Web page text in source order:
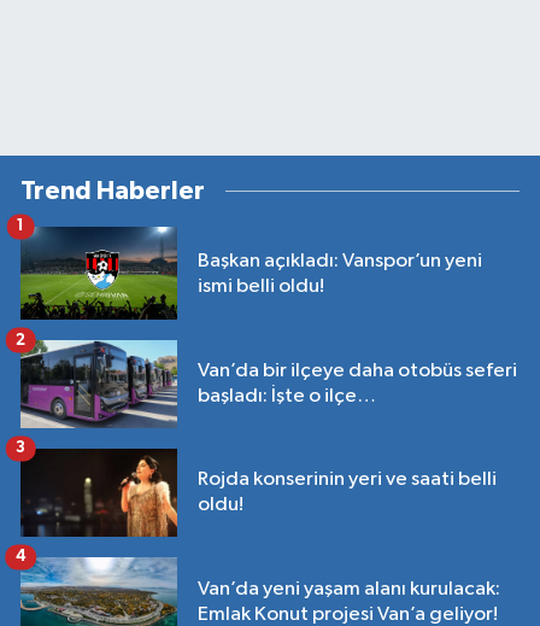
Trend Haberler
Başkan açıkladı: Vanspor’un yeni
ismi belli oldu!
Van’da bir ilçeye daha otobüs seferi
başladı: İşte o ilçe…
2
Rojda konserinin yeri ve saati belli
oldu!
3
Van’da yeni yaşam alanı kurulacak:
Emlak Konut projesi Van’a geliyor!
4